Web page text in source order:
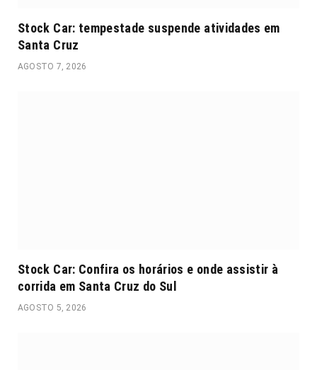
Stock Car: tempestade suspende atividades em
Santa Cruz
AGOSTO 7, 2026
Stock Car: Confira os horários e onde assistir à
corrida em Santa Cruz do Sul
AGOSTO 5, 2026